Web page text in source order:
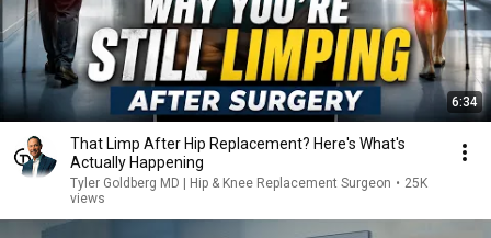
6:34
That Limp After Hip Replacement? Here's What's
Actually Happening
Tyler Goldberg MD | Hip & Knee Replacement Surgeon • 25K
views